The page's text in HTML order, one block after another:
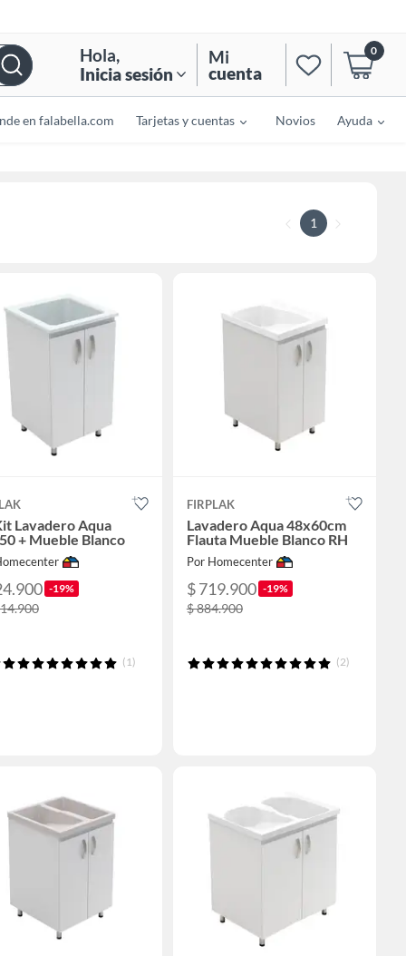
Hola,
Inicia sesión
Mi
cuenta
0
en falabella.com Tarjetas y cuentas Novios Ayuda
1
Lavadero Aqua
+ Mueble Blanco
-19%
(1)
FIRPLAK
Lavadero Aqua 48x60cm
Flauta Mueble Blanco RH
Por Homecenter
$ 719.900 -19%
$ 884.900
(2)